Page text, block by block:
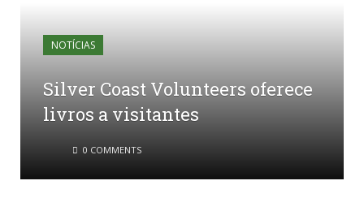
NOTÍCIAS
Silver Coast Volunteers oferece
livros a visitantes
0 COMMENTS